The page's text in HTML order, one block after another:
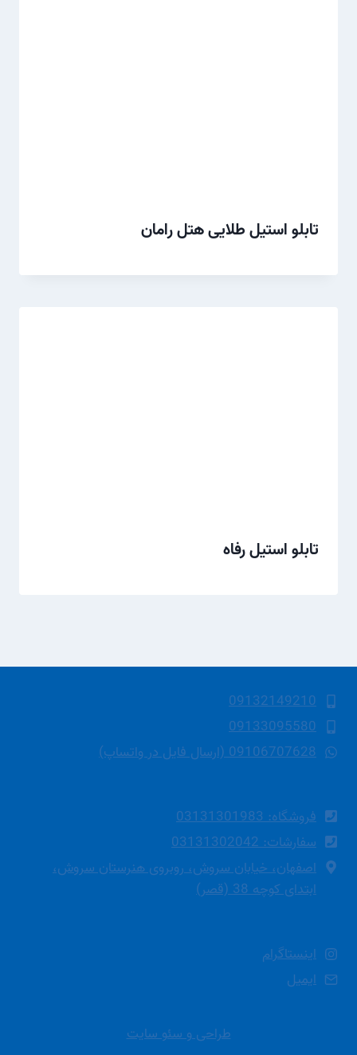
تابلو استیل طلایی هتل رامان
تابلو استیل رفاه
09132149210
09133095580
09106707628 (ارسال فایل در واتساپ)
فروشگاه: 03131301983
سفارشات: 03131302042
اصفهان، خیابان سروش، روبروی هنرستان سروش،
ابتدای کوچه 38 (قصر)
اینستاگرام
ایمیل
طراحی و سئو سایت